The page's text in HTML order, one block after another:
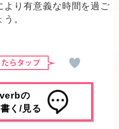
より有意義な時間を過ご
。
の
く/見る